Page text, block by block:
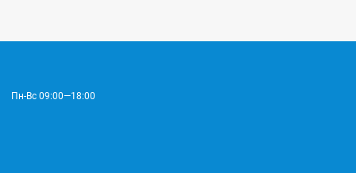
Пн-Вс 09:00—18:00